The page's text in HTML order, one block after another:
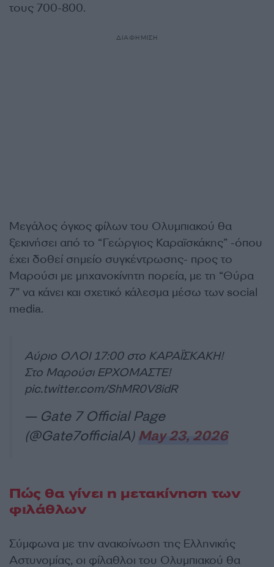
τους 700-800.
ΔΙΑΦΗΜΙΣΗ
Μεγάλος όγκος φίλων του Ολυμπιακού θα
ξεκινήσει από το “Γεώργιος Καραϊσκάκης” -όπου
έχει δοθεί σημείο συγκέντρωσης- προς το
Μαρούσι με μηχανοκίνητη πορεία, με τη “Θύρα
7” να κάνει και σχετικό κάλεσμα μέσω των social
media.
Αύριο ΟΛΟΙ 17:00 στο ΚΑΡΑΪΣΚΑΚΗ!
Στο Μαρούσι ΕΡΧΟΜΑΣΤΕ!
pic.twitter.com/ShMR0V8idR
— Gate 7 Official Page
(@Gate7officialA) May 23, 2026
Πώς θα γίνει η μετακίνηση των
φιλάθλων
Σύμφωνα με την ανακοίνωση της Ελληνικής
Αστυνομίας, οι φίλαθλοι του Ολυμπιακού θα